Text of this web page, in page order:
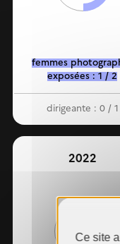
femmes
exposées : 1 / 2
dirigeante : 0 / 1
2022
50%
Ce site